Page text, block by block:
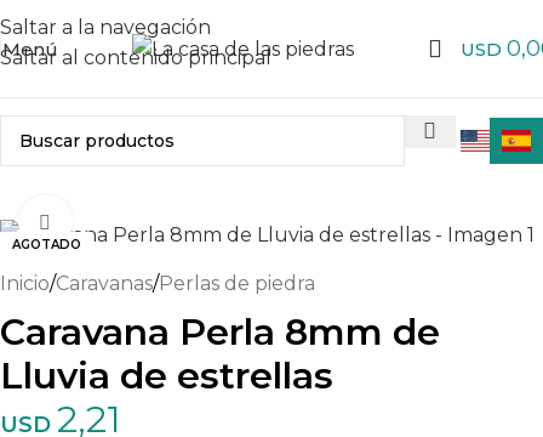
Saltar a la navegación
Saltar al contenido principal
Menú USD
AGOTADO
Haga clic para ampliar
Inicio/Caravanas/Perlas de piedra
Caravana Perla 8mm de
Lluvia de estrellas
USD 2,21